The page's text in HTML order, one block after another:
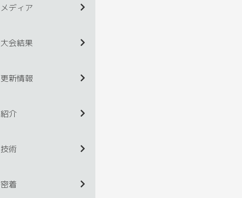
メディア
大会結果
更新情報
紹介
技術
密着